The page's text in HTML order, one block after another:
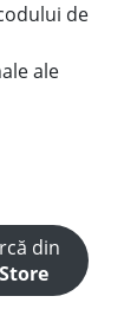
de
ale
din